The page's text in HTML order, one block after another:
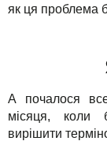
Рішення
Інструкції
як ця проблема
А почалося
місяця, коли
вирішити